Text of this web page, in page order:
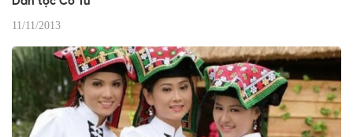
11/11/2013